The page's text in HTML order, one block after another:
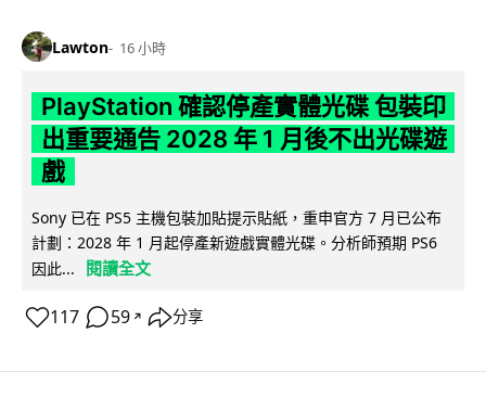
Lawton 16 小時
PlayStation 確認停產實體光碟 包裝印
出重要通告 2028 年 1 月後不出光碟遊
戲
Sony 已在 PS5 主機包裝加貼提示貼紙，重申官方 7 月已公布
計劃：2028 年 1 月起停產新遊戲實體光碟。分析師預期 PS6
因此...
閱讀全文
117 59 ↗ 分享